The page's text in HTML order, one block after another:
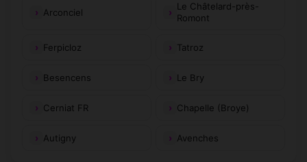
Arconciel
Le Châtelard-près-
Romont
Ferpicloz Tatroz
Besencens Le Bry
Cerniat FR Chapelle (Broye)
Autigny Avenches